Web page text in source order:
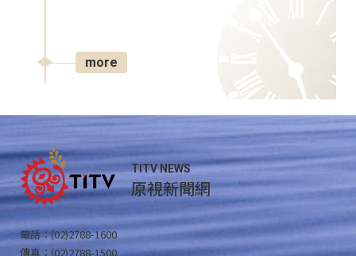
more
TITV NEWS
原視新聞網
電話：(02)2788-1600
傳真：(02)2788-1500